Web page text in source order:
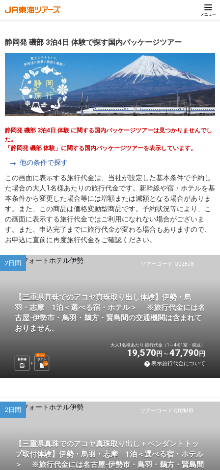
メニュー
静岡発 磯部 3泊4日 体験で探す国内パッケージツアー
静岡発 磯部 3泊4日 体験 に関する国内パッケージツアーは見つかりませんでし
た。
「静岡発 磯部 体験」に関する国内パッケージツアーを表示しています。
他の条件で探す
この画面に表示する旅行代金は、当社が設定した基本条件で予約し
た場合の大人1名様あたりの旅行代金です。新幹線や宿・ホテルを基
本条件から変更した場合等には増額または減額となる場合がありま
す。また、この商品は価格変動型商品です。予約状況等により、こ
の画面に表示する旅行代金ではご利用になれない場合がございま
す。また、申込完了までに旅行代金が変わる場合もありますので、
お申込に直前に再度旅行代金をご確認ください。
ツアーコード Q028J8
2日間
【三重県真珠でのアコヤ真珠取り出し体験】伊勢・鳥
羽・志摩 1泊＜選べる宿・ホテル＞ ※旅行代金には名
古屋-伊勢市・鳥羽・鵜方・賢島間の交通機関は含まれて
おりません。
新幹線 ホテル
選べる
1 泊
大人1名様あたり 旅行代金（1～4名1室・税込）
19,570 円 47,790 円
表示旅行代金について
ツアーコード Q02MIB
2日間
【三重県真珠でのアコヤ真珠取り出し＋ペンダントトッ
プ取付体験】伊勢・鳥羽・志摩 1泊＜選べる宿・ホテル
＞ ※旅行代金には名古屋-伊勢市・鳥羽・鵜方・賢島間